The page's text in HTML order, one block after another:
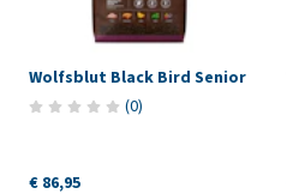
Wolfsblut Black Bird Senior
(0)
€ 86,95